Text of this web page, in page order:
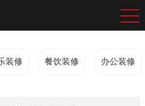
装修 餐饮装修 办公装修